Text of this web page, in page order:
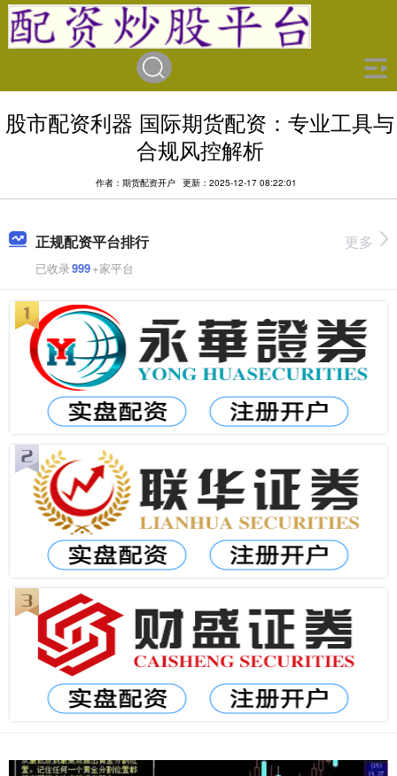
股市配资利器 国际期货配资：专业工具与
合规风控解析
作者：期货配资开户 更新：2025-12-17 08:22:01
正规配资平台排行
已收录999+家平台
更多